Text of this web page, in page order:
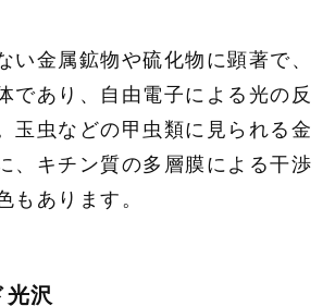
い金属鉱物や硫化物に顕著で、
であり、自由電子による光の反
玉虫などの甲虫類に見られる金
、キチン質の多層膜による干渉
もあります。
光沢